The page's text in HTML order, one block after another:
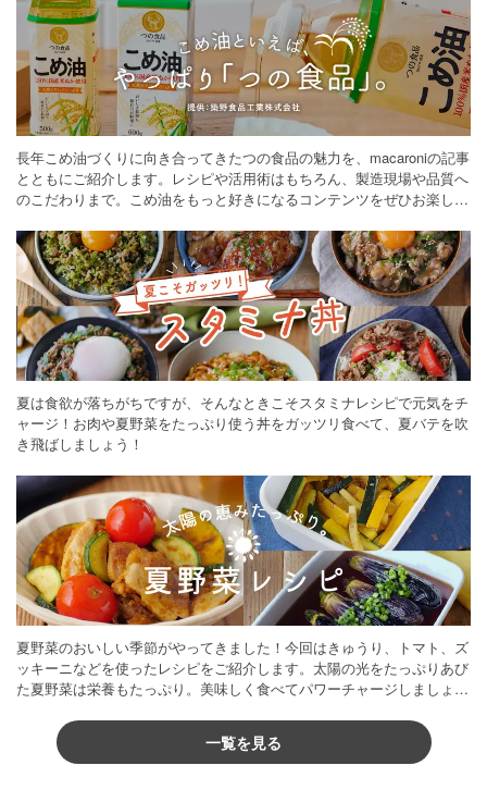
長年こめ油づくりに向き合ってきたつの食品の魅力を、macaroniの記事
とともにご紹介します。レシピや活用術はもちろん、製造現場や品質へ
のこだわりまで。こめ油をもっと好きになるコンテンツをぜひお楽しみ
夏は食欲が落ちがちですが、そんなときこそスタミナレシピで元気をチ
ャージ！お肉や夏野菜をたっぷり使う丼をガッツリ食べて、夏バテを吹
き飛ばしましょう！
夏野菜のおいしい季節がやってきました！今回はきゅうり、トマト、ズ
ッキーニなどを使ったレシピをご紹介します。太陽の光をたっぷりあび
た夏野菜は栄養もたっぷり。美味しく食べてパワーチャージしましょう
一覧を見る